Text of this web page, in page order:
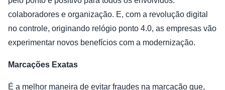
colaboradores e organização. E, com a revolução digital
no controle, originando relógio ponto 4.0, as empresas vão
experimentar novos benefícios com a modernização.
Marcações Exatas
É a melhor maneira de evitar fraudes na marcação que,